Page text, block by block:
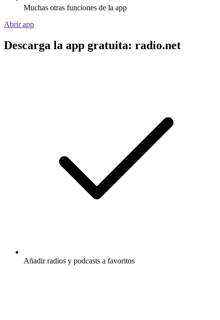
Muchas otras funciones de la app
Abrir app
Descarga la app gratuita: radio.net
Añadir radios y podcasts a favoritos